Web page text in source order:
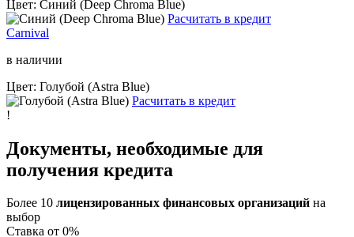
Цвет: Синий (Deep Chroma Blue)
Расчитать в кредит
Carnival
в наличии
Цвет: Голубой (Astra Blue)
Расчитать в кредит
!
Документы, необходимые для
получения кредита
Более 10 лицензированных финансовых организаций на
выбор
Cтавка от 0%